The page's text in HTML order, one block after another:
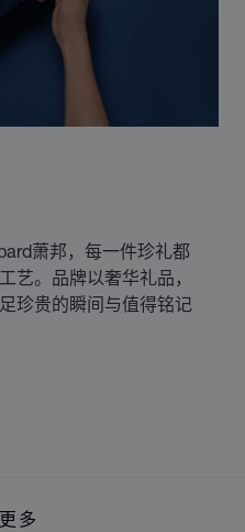
萧邦，每一件珍礼都
艺。品牌以奢华礼品，
珍贵的瞬间与值得铭记
多